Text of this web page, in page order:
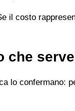
il costo
che
lo confermano: